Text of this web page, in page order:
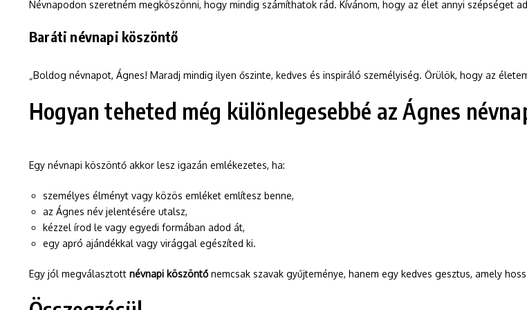
Névnapodon szeretném megköszönni, hogy mindig számíthatok rád. Kívánom, hogy az élet annyi szépséget
Baráti névnapi köszöntő
„Boldog névnapot, Ágnes! Maradj mindig ilyen őszinte, kedves és inspiráló személyiség. Örülök, hogy az
Hogyan teheted még különlegesebbé az Ágnes
Egy névnapi köszöntő akkor lesz igazán emlékezetes, ha:
személyes élményt vagy közös emléket említesz benne,
az Ágnes név jelentésére utalsz,
kézzel írod le vagy egyedi formában adod át,
egy apró ajándékkal vagy virággal egészíted ki.
Egy jól megválasztott névnapi köszöntőnemcsak szavak gyűjteménye, hanem egy kedves gesztus, amely